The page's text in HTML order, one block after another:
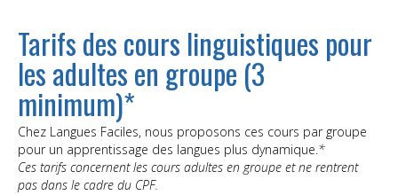
Tarifs des cours linguistiques pour
les adultes en groupe (3
minimum)*
Chez Langues Faciles, nous proposons ces cours par groupe
pour un apprentissage des langues plus dynamique.*
Ces tarifs concernent les cours adultes en groupe et ne rentrent
pas dans le cadre du CPF.